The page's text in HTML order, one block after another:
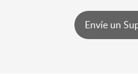
Envíe un